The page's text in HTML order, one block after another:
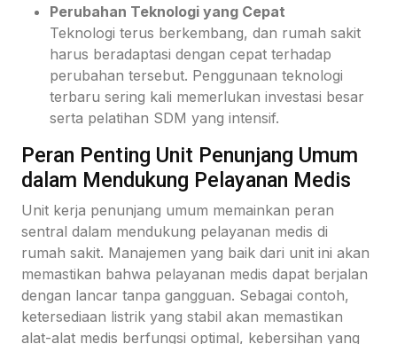
Perubahan Teknologi yang Cepat
Teknologi terus berkembang, dan rumah sakit
harus beradaptasi dengan cepat terhadap
perubahan tersebut. Penggunaan teknologi
terbaru sering kali memerlukan investasi besar
serta pelatihan SDM yang intensif.
Peran Penting Unit Penunjang Umum
dalam Mendukung Pelayanan Medis
Unit kerja penunjang umum memainkan peran
sentral dalam mendukung pelayanan medis di
rumah sakit. Manajemen yang baik dari unit ini akan
memastikan bahwa pelayanan medis dapat berjalan
dengan lancar tanpa gangguan. Sebagai contoh,
ketersediaan listrik yang stabil akan memastikan
alat-alat medis berfungsi optimal, kebersihan yang